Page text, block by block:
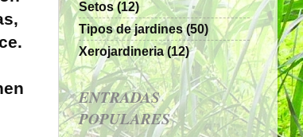
Setos (12)
Tipos de jardines (50)
Xerojardineria (12)
ENTRADAS
POPULARES